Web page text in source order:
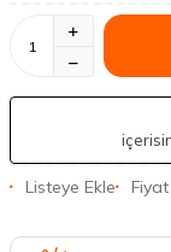
Listeye Ekle Fiyat